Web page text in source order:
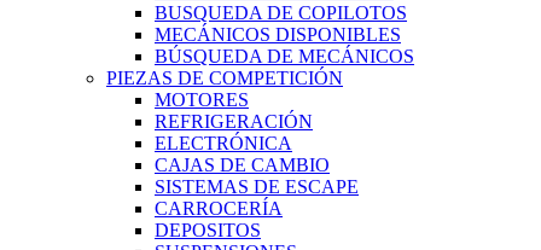
BUSQUEDA DE COPILOTOS
MECÁNICOS DISPONIBLES
BÚSQUEDA DE MECÁNICOS
PIEZAS DE COMPETICIÓN
MOTORES
REFRIGERACIÓN
ELECTRÓNICA
CAJAS DE CAMBIO
SISTEMAS DE ESCAPE
CARROCERÍA
DEPOSITOS